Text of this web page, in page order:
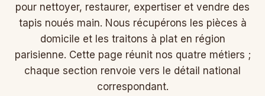
pour nettoyer, restaurer, expertiser et vendre des
tapis noués main. Nous récupérons les pièces à
domicile et les traitons à plat en région
parisienne. Cette page réunit nos quatre métiers ;
chaque section renvoie vers le détail national
correspondant.